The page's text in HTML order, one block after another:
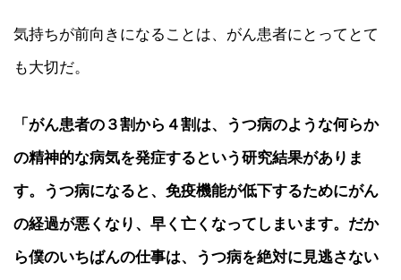
気持ちが前向きになることは、がん患者にとってとて
も大切だ。
「がん患者の３割から４割は、うつ病のような何らか
の精神的な病気を発症するという研究結果がありま
す。うつ病になると、免疫機能が低下するためにがん
の経過が悪くなり、早く亡くなってしまいます。だか
ら僕のいちばんの仕事は、うつ病を絶対に見逃さない